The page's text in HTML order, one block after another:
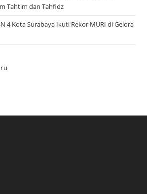
Tahtim dan Tahfidz
4 Kota Surabaya Ikuti Rekor MURI di Gelora